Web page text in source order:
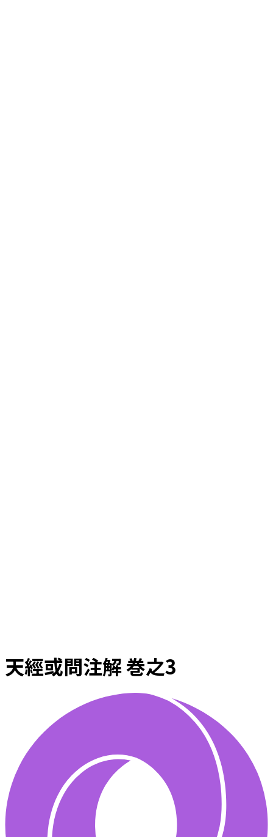
天經或問注解 巻之3